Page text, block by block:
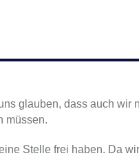
glauben, dass auch wir
müssen.
Stelle frei haben. Da